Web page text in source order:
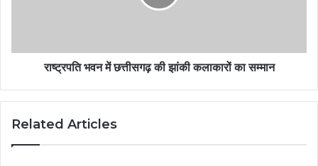
राष्ट्रपति भवन में छत्तीसगढ़ की झांकी कलाकारों का सम्मान
Related Articles